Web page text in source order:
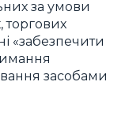
за умови
торгових
«забезпечити
засобами